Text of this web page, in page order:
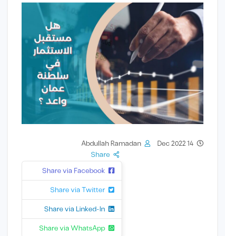
14 Dec 2022
Abdullah Ramadan
Share
Share via Facebook
Share via Twitter
Share via Linked-In
Share via WhatsApp